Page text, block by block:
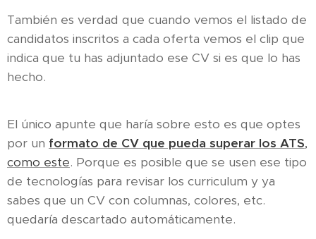
También es verdad que cuando vemos el listado de
candidatos inscritos a cada oferta vemos el clip que
indica que tu has adjuntado ese CV si es que lo has
hecho.
El único apunte que haría sobre esto es que optes
por un formato de CV que pueda superar los ATS,
como este. Porque es posible que se usen ese tipo
de tecnologías para revisar los curriculum y ya
sabes que un CV con columnas, colores, etc.
quedaría descartado automáticamente.